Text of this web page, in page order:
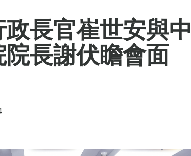
長官崔世安與中
長謝伏瞻會面